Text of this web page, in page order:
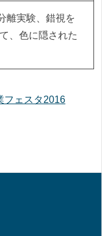
離実験、錯視を
、色に隠された
フェスタ2016